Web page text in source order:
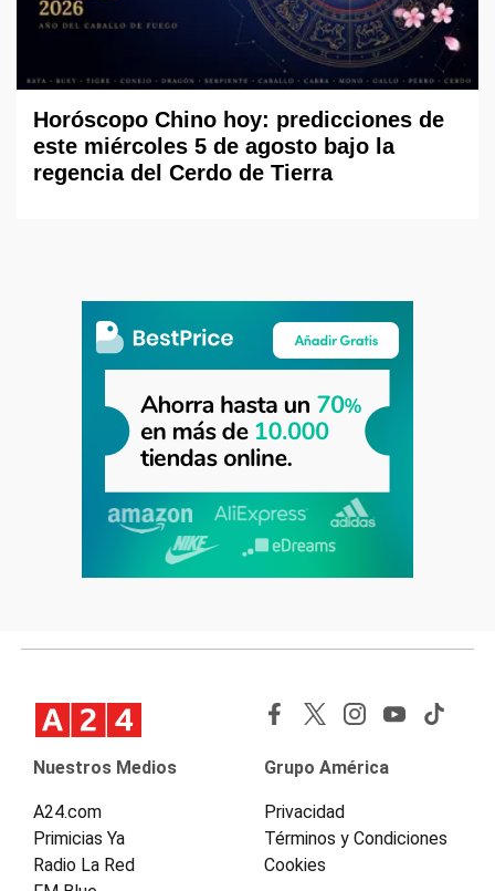
Horóscopo Chino hoy: predicciones de
este miércoles 5 de agosto bajo la
regencia del Cerdo de Tierra
Nuestros Medios
A24.com
Primicias Ya
Radio La Red
Grupo América
Privacidad
Términos y Condiciones
Cookies